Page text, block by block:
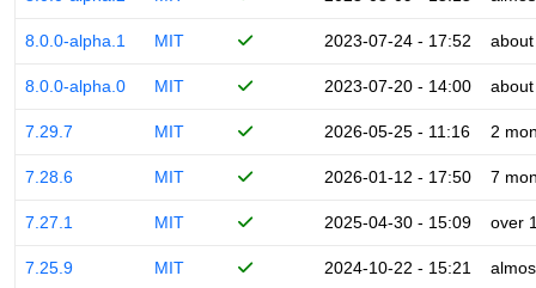
8.0.0-alpha.1 MIT 2023-07-24 - 17:52
8.0.0-alpha.0 MIT 2023-07-20 - 14:00
7.29.7 MIT 2026-05-25 - 11:16 2
7.28.6 MIT 2026-01-12 - 17:50 7
7.27.1 MIT 2025-04-30 - 15:09 over
7.25.9 MIT 2024-10-22 - 15:21